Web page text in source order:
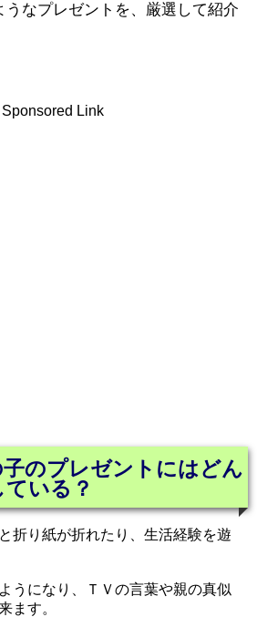
うなプレゼントを、厳選して紹介
Sponsored Link
のプレゼントにはどん
いる？
折り紙が折れたり、生活経験を遊
うになり、ＴＶの言葉や親の真似
ます。